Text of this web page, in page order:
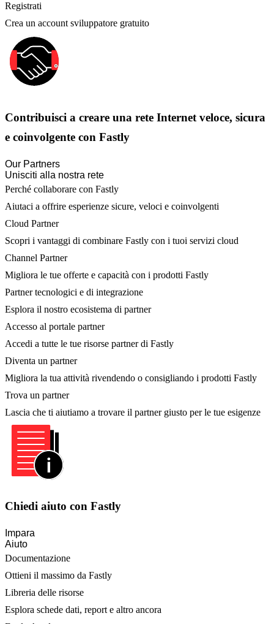
Registrati
Crea un account sviluppatore gratuito
Contribuisci a creare una rete Internet veloce, sicura
e coinvolgente con Fastly
Our Partners
Unisciti alla nostra rete
Perché collaborare con Fastly
Aiutaci a offrire esperienze sicure, veloci e coinvolgenti
Cloud Partner
Scopri i vantaggi di combinare Fastly con i tuoi servizi cloud
Channel Partner
Migliora le tue offerte e capacità con i prodotti Fastly
Partner tecnologici e di integrazione
Esplora il nostro ecosistema di partner
Accesso al portale partner
Accedi a tutte le tue risorse partner di Fastly
Diventa un partner
Migliora la tua attività rivendendo o consigliando i prodotti Fastly
Trova un partner
Lascia che ti aiutiamo a trovare il partner giusto per le tue esigenze
Chiedi aiuto con Fastly
Impara
Aiuto
Documentazione
Ottieni il massimo da Fastly
Libreria delle risorse
Esplora schede dati, report e altro ancora